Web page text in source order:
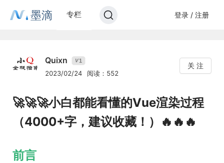
墨滴 专栏 登录 / 注册
Quixn V1
2023/02/24 阅读：552
关 注
🚀🚀🚀小白都能看懂的Vue渲染过程
（4000+字，建议收藏！）🔥🔥🔥
前言